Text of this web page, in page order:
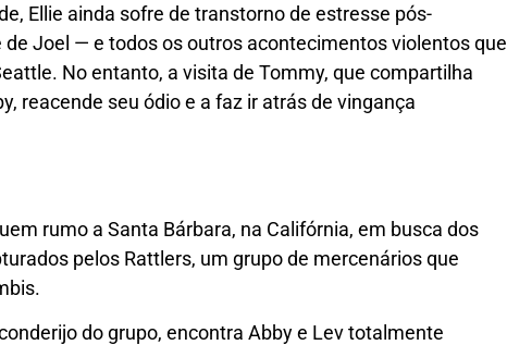
Ellie ainda sofre de transtorno de estresse pós-
Joel — e todos os outros acontecimentos violentos que
No entanto, a visita de Tommy, que compartilha
reacende seu ódio e a faz ir atrás de vingança
rumo a Santa Bárbara, na Califórnia, em busca dos
pelos Rattlers, um grupo de mercenários que
do grupo, encontra Abby e Lev totalmente